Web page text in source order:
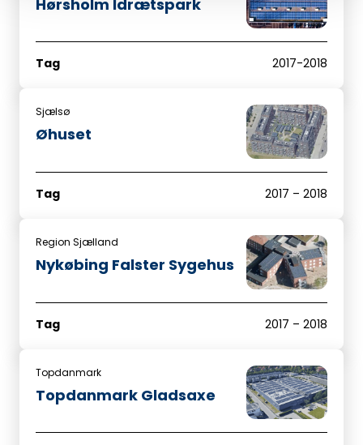
Hørsholm Idrætspark
Tag 2017-2018
Sjælsø
Øhuset
Tag 2017 – 2018
Region Sjælland
Nykøbing Falster Sygehus
Tag 2017 – 2018
Topdanmark
Topdanmark Gladsaxe